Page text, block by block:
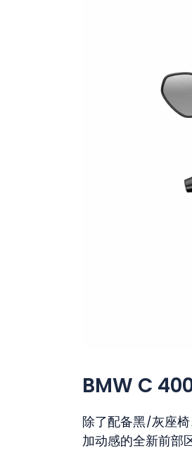
BMW C
除了配备黑/灰座椅
加动感的全新前部